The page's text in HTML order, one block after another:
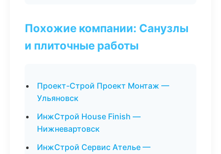
Похожие компании: Санузлы
и плиточные работы
Проект-Строй Проект Монтаж —
Ульяновск
ИнжСтрой House Finish —
Нижневартовск
ИнжСтрой Сервис Ателье —